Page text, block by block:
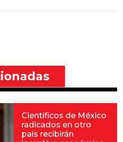
Científicos de México
radicados en otro
país recibirán